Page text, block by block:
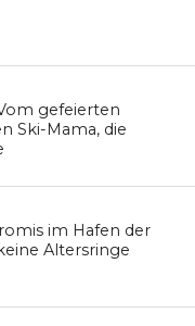
gefeierten
Ski-Mama, die
im Hafen der
Altersringe